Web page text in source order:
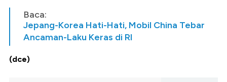
Baca:
Jepang-Korea Hati-Hati, Mobil China Tebar
Ancaman-Laku Keras di RI
(dce)